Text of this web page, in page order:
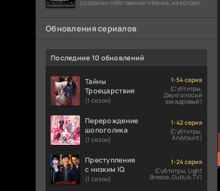
создании собственного банка, из которого
долларов. Однако,
Обновления сериалов
Последние 10 обновлений
Тайны
Троецарствия
(1 сезон)
1-54 серия
(Субтитры,
Двухголосый
закадровый)
Перерождение
шопоголика
(1 сезон)
1-42 серия
(Субтитры,
AniMaunt)
Преступления
с низким IQ
(1 сезон)
1-24 серия
(Субтитры, Light
Breeze, DubLik.TV)